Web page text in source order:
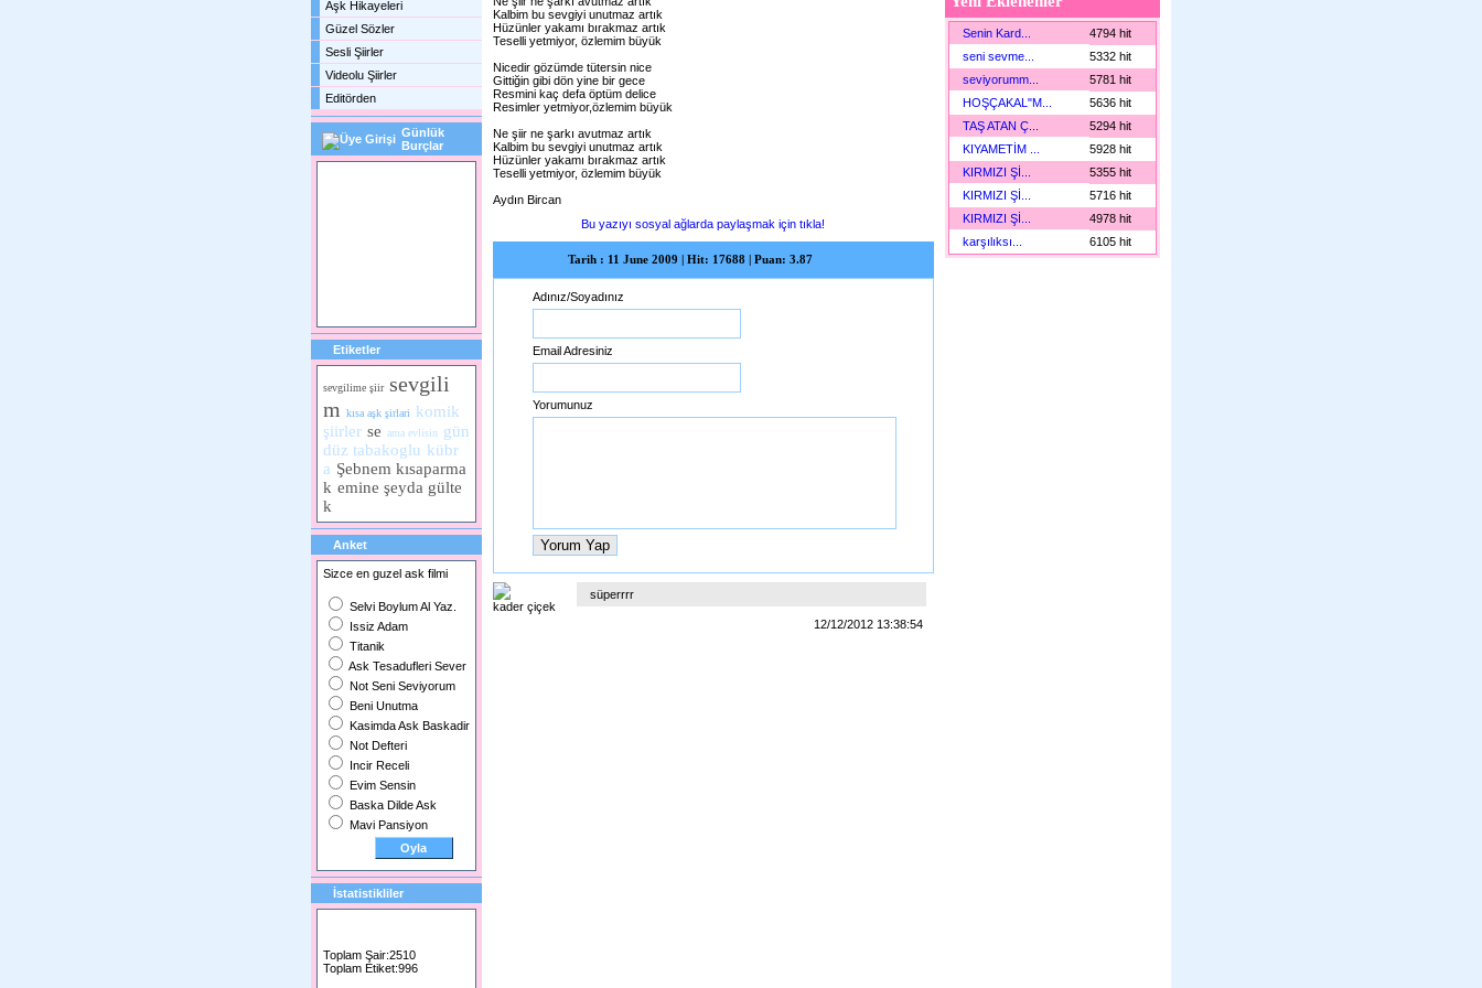
Aşk Hikayeleri
Güzel Sözler
Sesli Şiirler
Videolu Şiirler
Editörden
Günlük
Burçlar
Etiketler
sevgilime şiir sevgili
m
kısa aşk şirlari
komik
şiirler se ama evlisin
gün
düz tabakoglu kübr
a Şebnem kısaparma
k emine şeyda gülte
k
Anket
Sizce en guzel ask filmi
Selvi Boylum Al Yaz.
Issiz Adam
Titanik
Ask Tesadufleri Sever
Not Seni Seviyorum
Beni Unutma
Kasimda Ask Baskadir
Not Defteri
Incir Receli
Evim Sensin
Baska Dilde Ask
Mavi Pansiyon
İstatistikliler
Toplam Şair:2510
Toplam Etiket:996
Kalbim bu sevgiyi unutmaz artık
Hüzünler yakamı bırakmaz artık
Teselli yetmiyor, özlemim büyük
Nicedir gözümde tütersin nice
Gittiğin gibi dön yine bir gece
Resmini kaç defa öptüm delice
Resimler yetmiyor,özlemim büyük
Ne şiir ne şarkı avutmaz artık
Kalbim bu sevgiyi unutmaz artık
Hüzünler yakamı bırakmaz artık
Teselli yetmiyor, özlemim büyük
Aydın Bircan
Bu yazıyı sosyal ağlarda paylaşmak için tıkla!
Tarih : 11 June 2009 | Hit: 17688 | Puan: 3.87
Adınız/Soyadınız
Email Adresiniz
Yorumunuz
süperrrr
12/12/2012 13:38:54
Senin Kard...
4794 hit
seni sevme...
5332 hit
seviyorumm...
5781 hit
HOŞÇAKAL"M...
5636 hit
TAŞ ATAN Ç...
5294 hit
KIYAMETİM ...
5928 hit
KIRMIZI Şİ...
5355 hit
KIRMIZI Şİ...
5716 hit
KIRMIZI Şİ...
4978 hit
karşılıksı...
6105 hit